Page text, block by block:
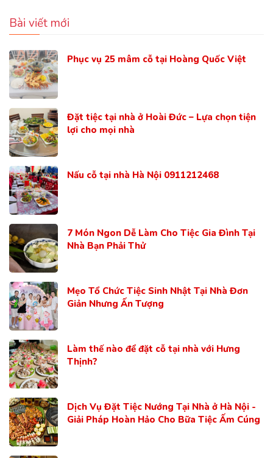
Bài viết mới
Phục vụ 25 mâm cỗ tại Hoàng Quốc Việt
Đặt tiệc tại nhà ở Hoài Đức – Lựa chọn tiện
lợi cho mọi nhà
Nấu cỗ tại nhà Hà Nội 0911212468
7 Món Ngon Dễ Làm Cho Tiệc Gia Đình Tại
Nhà Bạn Phải Thử
Mẹo Tổ Chức Tiệc Sinh Nhật Tại Nhà Đơn
Giản Nhưng Ấn Tượng
Làm thế nào để đặt cỗ tại nhà với Hưng
Thịnh?
Dịch Vụ Đặt Tiệc Nướng Tại Nhà ở Hà Nội -
Giải Pháp Hoàn Hảo Cho Bữa Tiệc Ấm Cúng